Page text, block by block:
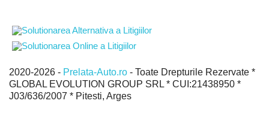
2020-2026 - Prelata-Auto.ro - Toate Drepturile Rezervate *
GLOBAL EVOLUTION GROUP SRL * CUI:21438950 *
J03/636/2007 * Pitesti, Arges